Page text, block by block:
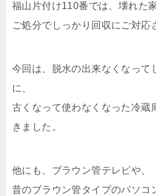
福山片付け110番では、壊れた
ご処分でしっかり回収にご対応
今回は、脱水の出来なくなって
に、
古くなって使わなくなった冷蔵
きました。
他にも、ブラウン管テレビや、
昔のブラウン管タイプのパソコ